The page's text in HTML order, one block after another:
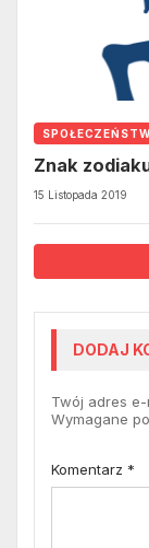
Znak
15 Listopada 2019
DODAJ
Twój adres
Wymagane
Komentarz *